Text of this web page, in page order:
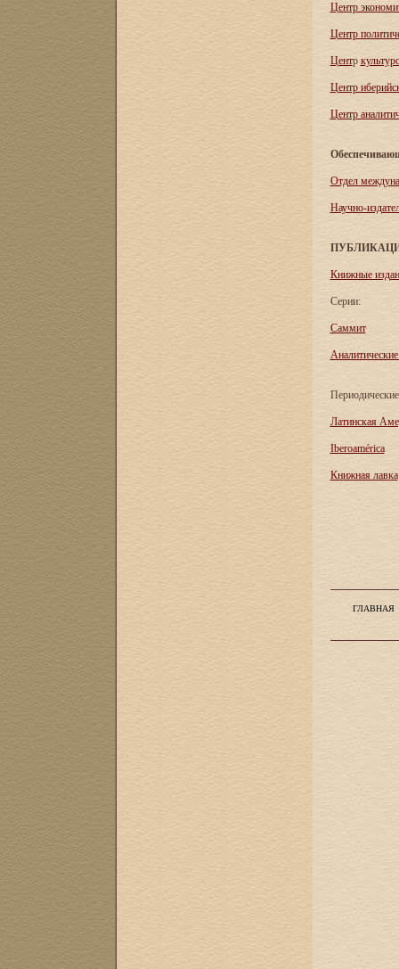
Центр
Центр
Центр
Центр
Центр
Отдел
Научно-
Книжные
Серии:
Саммит
Аналитические
Латинская
Iberoamérica
Книжная лавка
ГЛАВНАЯ